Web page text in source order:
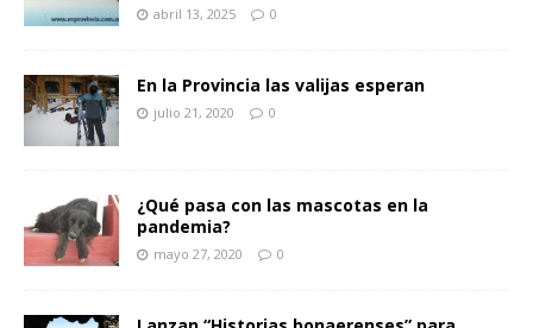
abril 13, 2025 0
En la Provincia las valijas esperan
julio 21, 2020 0
¿Qué pasa con las mascotas en la
pandemia?
mayo 27, 2020 0